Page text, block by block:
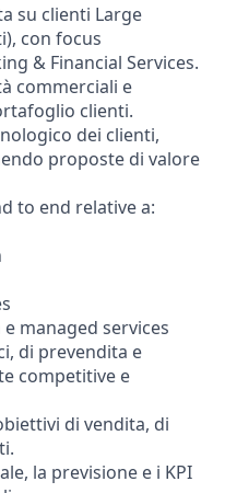
su clienti Large
con focus
& Financial Services.
commerciali e
clienti.
dei clienti,
proposte di valore
to end relative a:
managed services
di prevendita e
competitive e
di vendita, di
la previsione e i KPI